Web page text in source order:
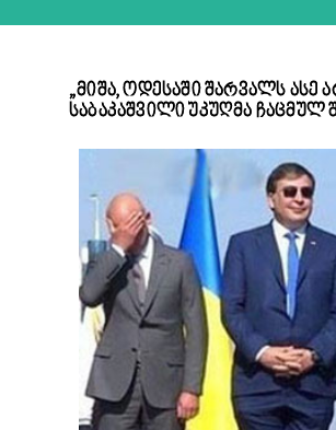
„მიშა, ოდესაში შარვალს
საბაკაშვილი უკუღმა ჩაცმულ